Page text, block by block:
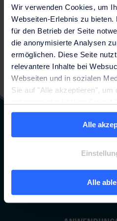
Wir verwenden Cookies, um
Webseiten-Erlebnis zu
für den Betrieb der Seite
die anonymisierte Analysen
ermöglichen. Diese Seite
relevantere Inhalte bei
Webseiten und in sozialen
Sie auf "Alle akzeptieren", um
um detaillierte
anzuzeigen und zu verwalten.
finden Sie auf der Seite
Lesen Sie unser Impressum.
Alle
Alle
[gravityform id="1"